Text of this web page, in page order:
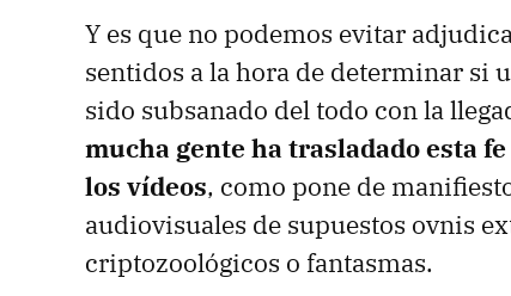
Y es que no podemos evitar
sentidos a la hora de determinar si
sido subsanado del todo con la
mucha gente ha trasladado esta
los vídeos, como pone de
audiovisuales de supuestos ovnis
criptozoológicos o fantasmas.